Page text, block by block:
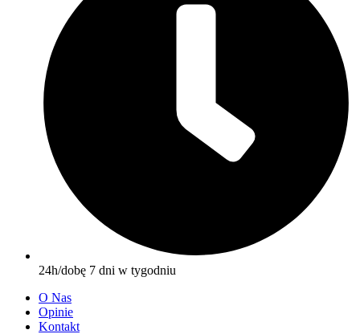
24h/dobę 7 dni w tygodniu
O Nas
Opinie
Kontakt